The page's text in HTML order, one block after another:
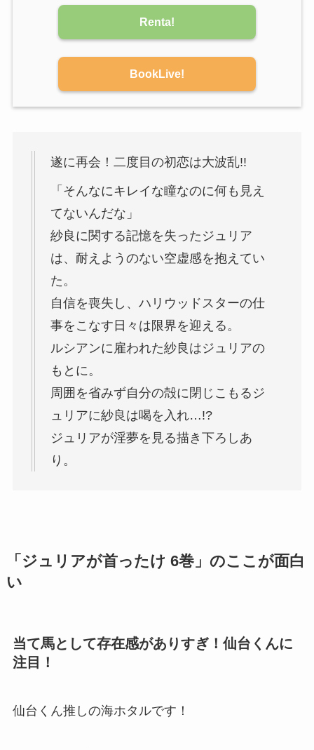
Renta!
BookLive!
遂に再会！二度目の初恋は大波乱!!
「そんなにキレイな瞳なのに何も見え
てないんだな」
紗良に関する記憶を失ったジュリア
は、耐えようのない空虚感を抱えてい
た。
自信を喪失し、ハリウッドスターの仕
事をこなす日々は限界を迎える。
ルシアンに雇われた紗良はジュリアの
もとに。
周囲を省みず自分の殻に閉じこもるジ
ュリアに紗良は喝を入れ…!?
ジュリアが淫夢を見る描き下ろしあ
り。
「ジュリアが首ったけ 6巻」のここが面白
い
当て馬として存在感がありすぎ！仙台くんに
注目！
仙台くん推しの海ホタルです！